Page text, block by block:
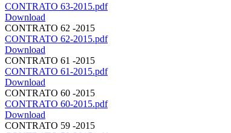
CONTRATO 63-2015.pdf
Download
CONTRATO 62 -2015
CONTRATO 62-2015.pdf
Download
CONTRATO 61 -2015
CONTRATO 61-2015.pdf
Download
CONTRATO 60 -2015
CONTRATO 60-2015.pdf
Download
CONTRATO 59 -2015